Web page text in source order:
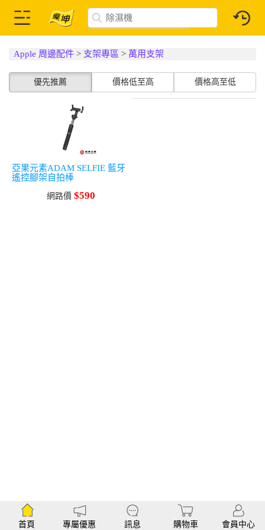
Apple 周邊配件 > 支架專區 > 萬用支架
優先推薦 價格低至高 價格高至低
亞果元素ADAM SELFIE 藍牙
遙控腳架自拍棒
網路價 $590
首頁 專屬優惠 訊息 購物車 會員中心